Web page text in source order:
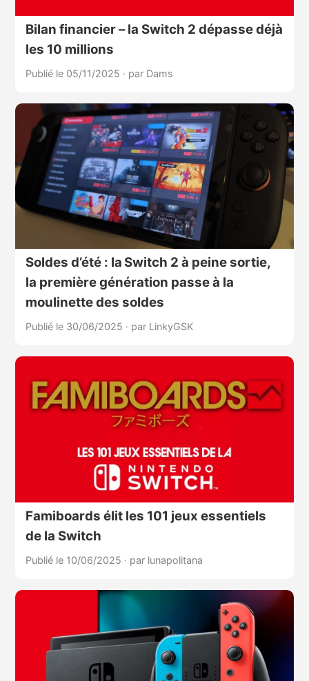
Bilan financier – la Switch 2 dépasse déjà
les 10 millions
Publié le 05/11/2025 · par Dams
Soldes d’été : la Switch 2 à peine sortie,
la première génération passe à la
moulinette des soldes
Publié le 30/06/2025 · par LinkyGSK
Famiboards élit les 101 jeux essentiels
de la Switch
Publié le 10/06/2025 · par lunapolitana